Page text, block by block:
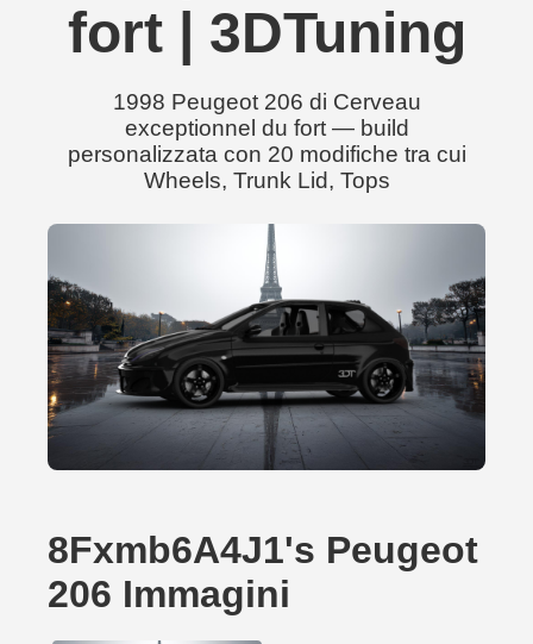
fort | 3DTuning
1998 Peugeot 206 di Cerveau
exceptionnel du fort — build
personalizzata con 20 modifiche tra cui
Wheels, Trunk Lid, Tops
8Fxmb6A4J1's Peugeot
206 Immagini